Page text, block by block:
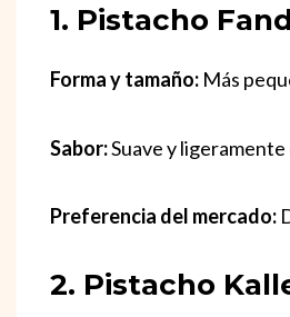
1. Pistacho
Forma y tamaño: Más
Sabor:Suave y ligeramente
Preferencia del mercado:
2. Pistacho